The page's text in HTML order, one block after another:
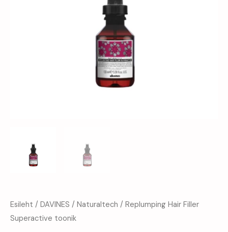
Esileht / DAVINES / Naturaltech / Replumping Hair Filler
Superactive toonik